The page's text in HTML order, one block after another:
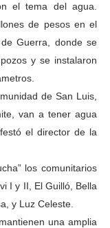
el tema del agua.
de pesos en el
Guerra, donde se
y se instalaron
de San Luis,
van a tener agua
el director de la
los comunitarios
I y II, El Guilló, Bella
y Luz Celeste.
una amplia